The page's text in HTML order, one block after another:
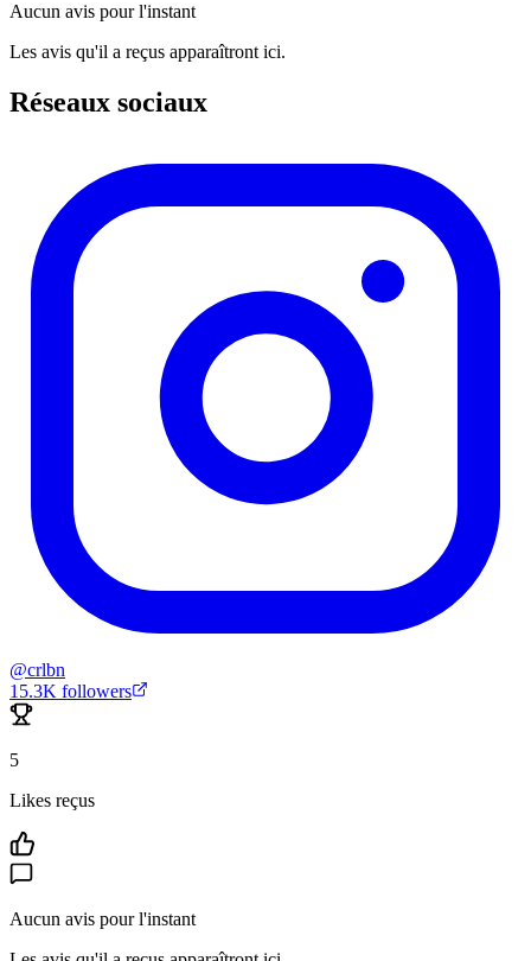
Aucun avis pour l'instant
Les avis qu'il a reçus apparaîtront ici.
Réseaux sociaux
@crlbn
15.3K followers
5
Likes reçus
Aucun avis pour l'instant